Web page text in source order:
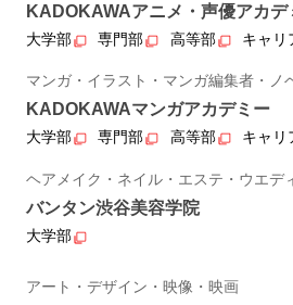
KADOKAWAアニメ・声優アカデ
大学部 専門部 高等部 キャリ
マンガ・イラスト・マンガ編集者・ノ
KADOKAWAマンガアカデミー
大学部 専門部 高等部 キャリ
ヘアメイク・ネイル・エステ・ウエデ
バンタン渋谷美容学院
大学部
アート・デザイン・映像・映画